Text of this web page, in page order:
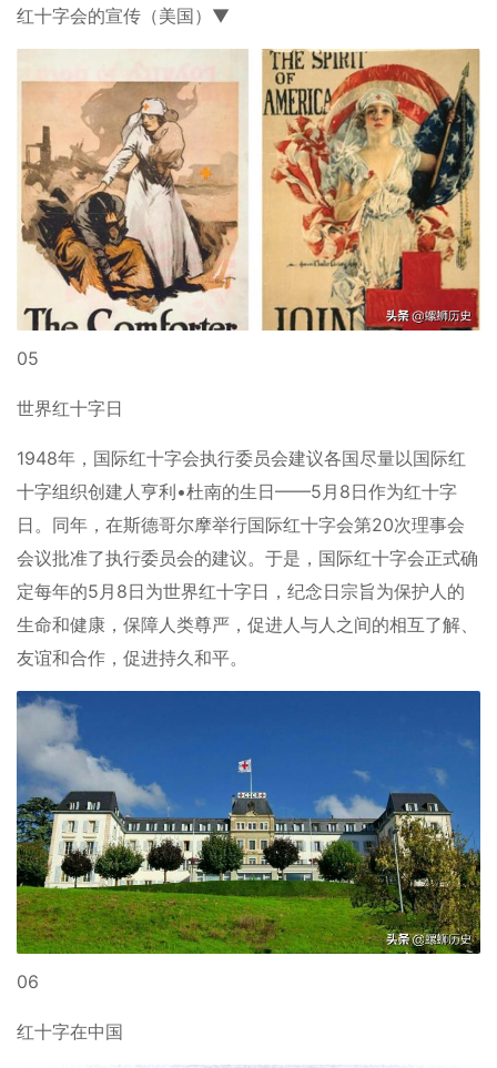
红十字会的宣传（美国）▼
05
世界红十字日
1948年，国际红十字会执行委员会建议各国尽量以国际红
十字组织创建人亨利•杜南的生日——5月8日作为红十字
日。同年，在斯德哥尔摩举行国际红十字会第20次理事会
会议批准了执行委员会的建议。于是，国际红十字会正式确
定每年的5月8日为世界红十字日，纪念日宗旨为保护人的
生命和健康，保障人类尊严，促进人与人之间的相互了解、
友谊和合作，促进持久和平。
06
红十字在中国